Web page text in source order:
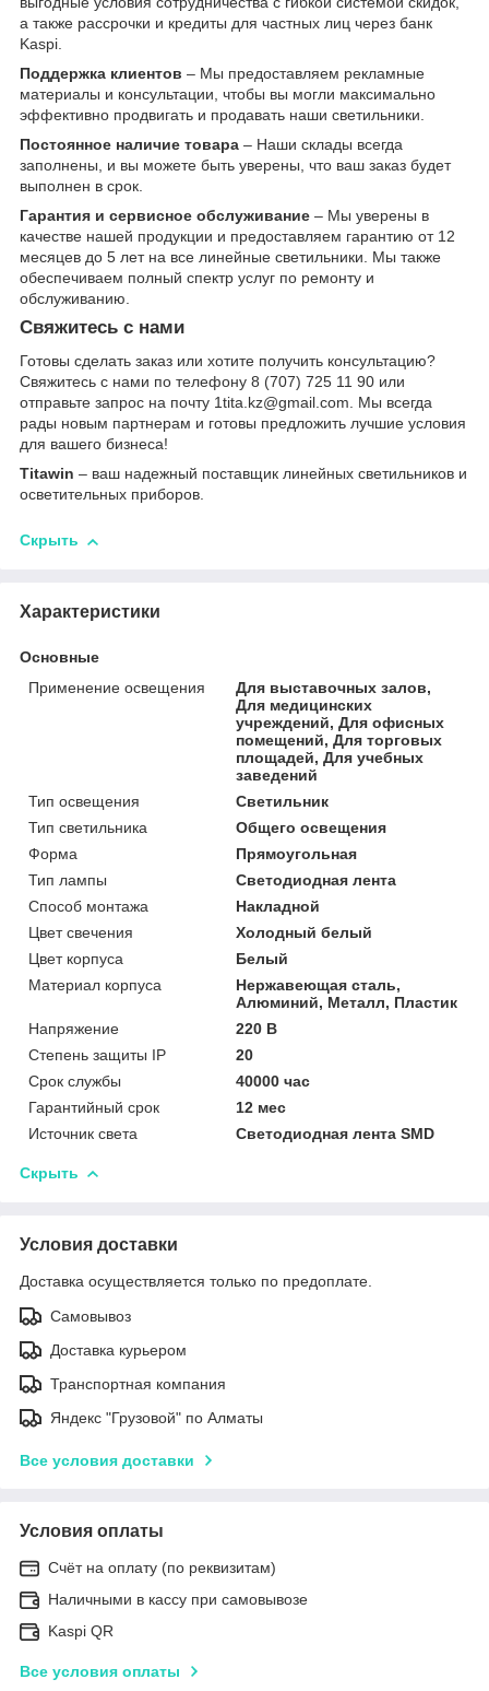
а также рассрочки и кредиты для частных лиц через банк
Kaspi.
Поддержка клиентов – Мы предоставляем рекламные
материалы и консультации, чтобы вы могли максимально
эффективно продвигать и продавать наши светильники.
Постоянное наличие товара – Наши склады всегда
заполнены, и вы можете быть уверены, что ваш заказ будет
выполнен в срок.
Гарантия и сервисное обслуживание – Мы уверены в
качестве нашей продукции и предоставляем гарантию от 12
месяцев до 5 лет на все линейные светильники. Мы также
обеспечиваем полный спектр услуг по ремонту и
обслуживанию.
Свяжитесь с нами
Готовы сделать заказ или хотите получить консультацию?
Свяжитесь с нами по телефону 8 (707) 725 11 90 или
отправьте запрос на почту 1tita.kz@gmail.com. Мы всегда
рады новым партнерам и готовы предложить лучшие условия
для вашего бизнеса!
Titawin – ваш надежный поставщик линейных светильников и
осветительных приборов.
Скрыть
Характеристики
Основные
Применение освещения
Для выставочных залов,
Для медицинских
учреждений, Для офисных
помещений, Для торговых
площадей, Для учебных
заведений
Тип освещения
Светильник
Тип светильника
Общего освещения
Форма
Прямоугольная
Тип лампы
Светодиодная лента
Способ монтажа
Накладной
Цвет свечения
Холодный белый
Цвет корпуса
Белый
Материал корпуса
Нержавеющая сталь,
Алюминий, Металл, Пластик
Напряжение
220 В
Степень защиты IP
20
Срок службы
40000 час
Гарантийный срок
12 мес
Источник света
Светодиодная лента SMD
Скрыть
Условия доставки
Доставка осуществляется только по предоплате.
Самовывоз
Доставка курьером
Транспортная компания
Яндекс "Грузовой" по Алматы
Все условия доставки
Условия оплаты
Счёт на оплату (по реквизитам)
Наличными в кассу при самовывозе
Kaspi QR
Все условия оплаты